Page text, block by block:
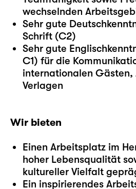
wechselnden
Sehr gute
Schrift (C2)
Sehr gute
C1) für die
internationalen Gästen,
Verlagen
Wir bieten
Einen Arbeitsplatz im
hoher Lebensqualität
kultureller Vielfalt
Ein inspirierendes